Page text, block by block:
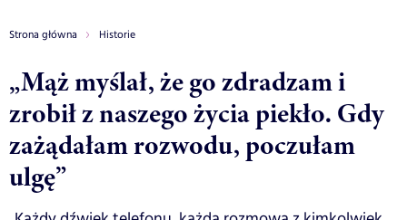
Strona główna Historie
„Mąż myślał, że go zdradzam i
zrobił z naszego życia piekło. Gdy
zażądałam rozwodu, poczułam
ulgę”